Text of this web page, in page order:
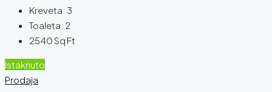
Kreveta: 3
Toaleta: 2
2540Sq Ft
Istaknuto
Prodaja